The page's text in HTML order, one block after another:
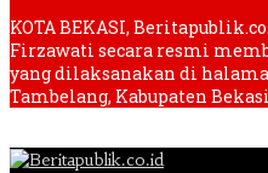
KOTA BEKASI,
Firzawati secara resmi
yang dilaksanakan di
Tambelang, Kabupaten Bekasi